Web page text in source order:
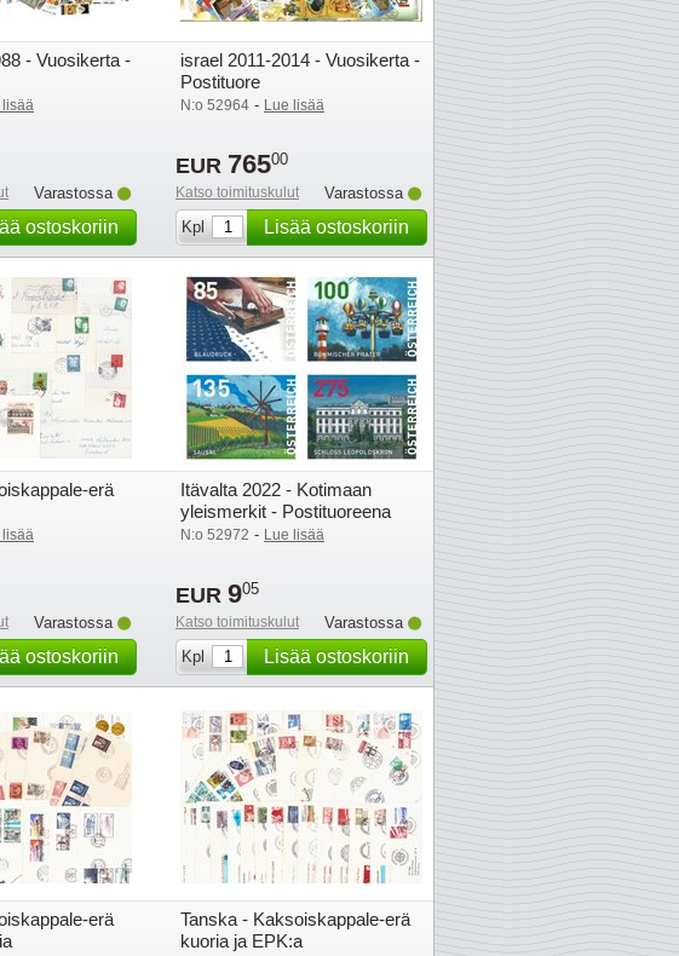
- Vuosikerta -
lisää
Varastossa
ostoskoriin
israel 2011-2014 - Vuosikerta -
Postituore
N:o 52964 - Lue lisää
EUR 76500
Katso toimituskulut
Varastossa
Kpl
Lisää ostoskoriin
erä
lisää
Varastossa
ostoskoriin
Itävalta 2022 - Kotimaan
yleismerkit - Postituoreena
rullasta (4)
N:o 52972 - Lue lisää
EUR 905
Katso toimituskulut
Varastossa
Kpl
Lisää ostoskoriin
erä
Tanska - Kaksoiskappale-erä
kuoria ja EPK:a